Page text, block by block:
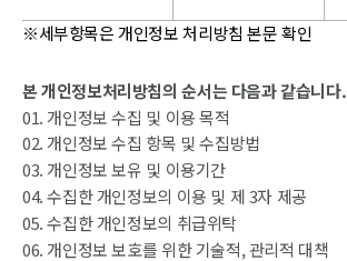
※세부항목은 개인정보 처리방침 본문 확인
본 개인정보처리방침의 순서는 다음과 같습니다.
01. 개인정보 수집 및 이용 목적
02. 개인정보 수집 항목 및 수집방법
03. 개인정보 보유 및 이용기간
04. 수집한 개인정보의 이용 및 제 3자 제공
05. 수집한 개인정보의 취급위탁
06. 개인정보 보호를 위한 기술적, 관리적 대책